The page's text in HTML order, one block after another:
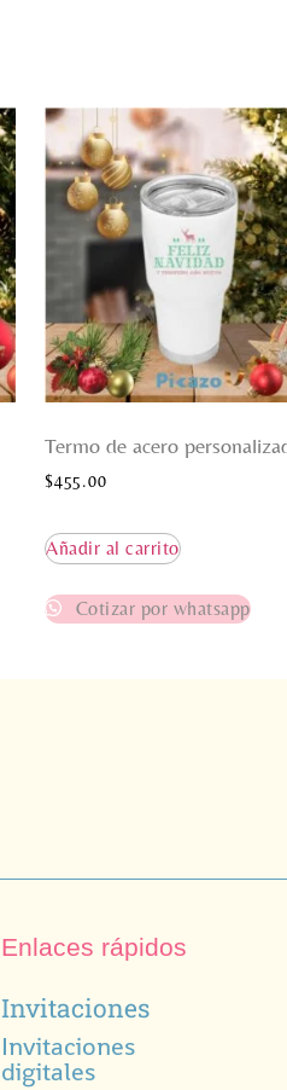
Termo de acero
$455.00
Añadir al carrito
Cotizar por whatsapp
Enlaces rápidos
Invitaciones
Invitaciones
digitales